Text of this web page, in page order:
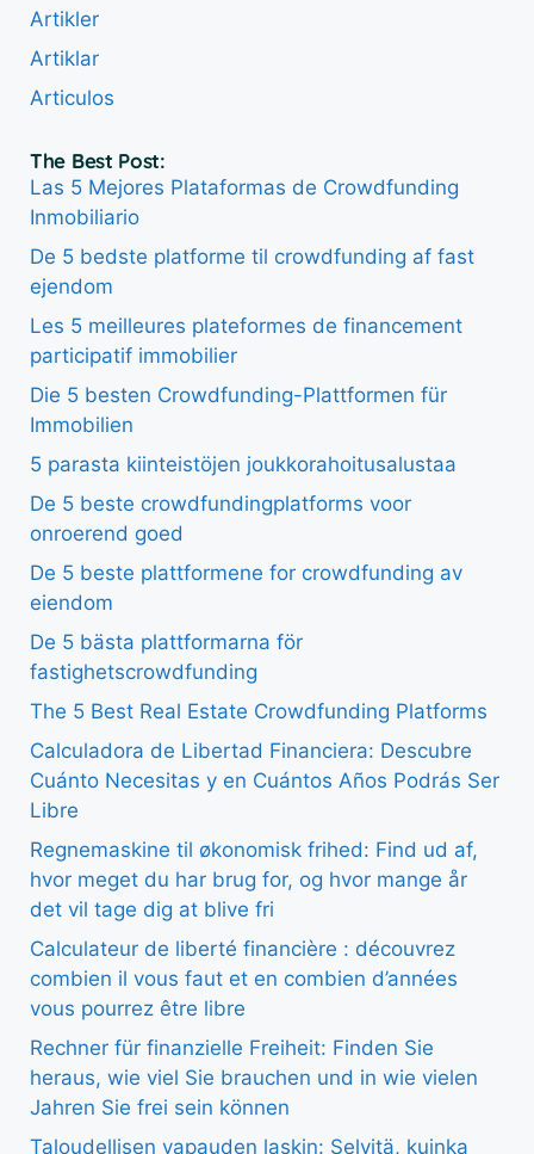
Artikler
Artiklar
Articulos
The Best Post:
Las 5 Mejores Plataformas de Crowdfunding
Inmobiliario
De 5 bedste platforme til crowdfunding af fast
ejendom
Les 5 meilleures plateformes de financement
participatif immobilier
Die 5 besten Crowdfunding-Plattformen für
Immobilien
5 parasta kiinteistöjen joukkorahoitusalustaa
De 5 beste crowdfundingplatforms voor
onroerend goed
De 5 beste plattformene for crowdfunding av
eiendom
De 5 bästa plattformarna för
fastighetscrowdfunding
The 5 Best Real Estate Crowdfunding Platforms
Calculadora de Libertad Financiera: Descubre
Cuánto Necesitas y en Cuántos Años Podrás Ser
Libre
Regnemaskine til økonomisk frihed: Find ud af,
hvor meget du har brug for, og hvor mange år
det vil tage dig at blive fri
Calculateur de liberté financière : découvrez
combien il vous faut et en combien d’années
vous pourrez être libre
Rechner für finanzielle Freiheit: Finden Sie
heraus, wie viel Sie brauchen und in wie vielen
Jahren Sie frei sein können
Taloudellisen vapauden laskin: Selvitä, kuinka